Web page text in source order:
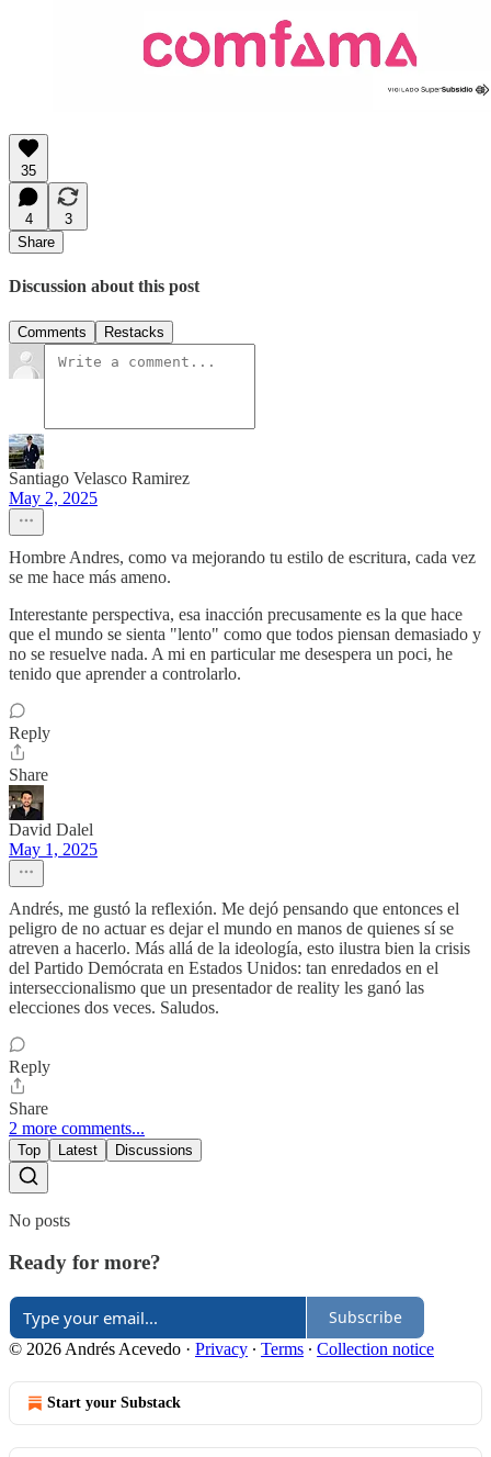
35
4
3
Share
Discussion about this post
Comments Restacks
Santiago Velasco Ramirez
May 2, 2025
Hombre Andres, como va mejorando tu estilo de escritura, cada vez
se me hace más ameno.
Interestante perspectiva, esa inacción precusamente es la que hace
que el mundo se sienta "lento" como que todos piensan demasiado y
no se resuelve nada. A mi en particular me desespera un poci, he
tenido que aprender a controlarlo.
Reply
Share
David Dalel
May 1, 2025
Andrés, me gustó la reflexión. Me dejó pensando que entonces el
peligro de no actuar es dejar el mundo en manos de quienes sí se
atreven a hacerlo. Más allá de la ideología, esto ilustra bien la crisis
del Partido Demócrata en Estados Unidos: tan enredados en el
interseccionalismo que un presentador de reality les ganó las
elecciones dos veces. Saludos.
Reply
Share
2 more comments...
Top Latest Discussions
No posts
Ready for more?
Subscribe
© 2026 Andrés Acevedo · Privacy ∙ Terms ∙ Collection notice
Start your Substack